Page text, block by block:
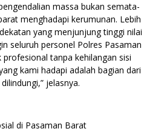
massa bukan semata-
menghadapi kerumunan. Lebih
yang menjunjung tinggi nilai
seluruh personel Polres Pasaman
tanpa kehilangan sisi
kami hadapi adalah bagian dari
jelasnya.
di Pasaman Barat